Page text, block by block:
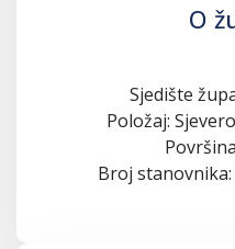
O
Sjedište
Položaj:
Broj